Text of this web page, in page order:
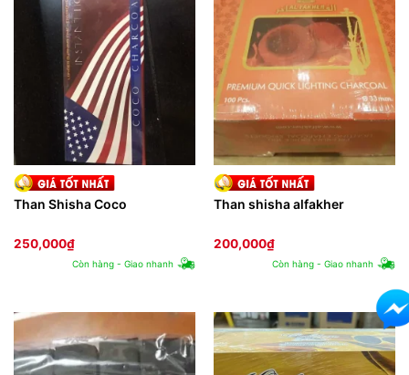
Than Shisha Coco
250,000₫
Còn hàng - Giao nhanh
Than shisha alfakher
200,000₫
Còn hàng - Giao nhanh